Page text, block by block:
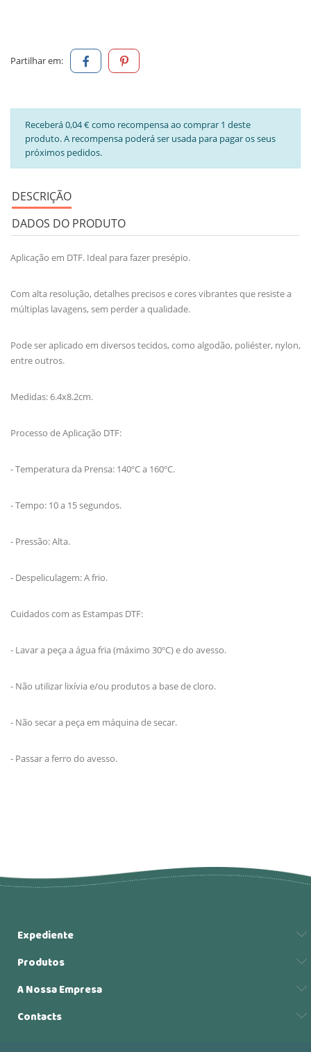
Partilhar em:
Receberá 0,04 € como recompensa ao comprar 1 deste
produto. A recompensa poderá ser usada para pagar os seus
próximos pedidos.
DESCRIÇÃO
DADOS DO PRODUTO
Aplicação em DTF. Ideal para fazer presépio.
Com alta resolução, detalhes precisos e cores vibrantes que resiste a
múltiplas lavagens, sem perder a qualidade.
Pode ser aplicado em diversos tecidos, como algodão, poliéster, nylon,
entre outros.
Medidas: 6.4x8.2cm.
Processo de Aplicação DTF:
- Temperatura da Prensa: 140ºC a 160ºC.
- Tempo: 10 a 15 segundos.
- Pressão: Alta.
- Despeliculagem: A frio.
Cuidados com as Estampas DTF:
- Lavar a peça a água fria (máximo 30ºC) e do avesso.
- Não utilizar lixívia e/ou produtos a base de cloro.
- Não secar a peça em máquina de secar.
- Passar a ferro do avesso.
Expediente
Produtos
A Nossa Empresa
Contacts